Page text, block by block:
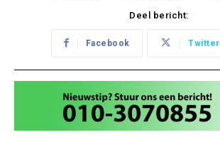
Deel bericht:
Facebook Twitter